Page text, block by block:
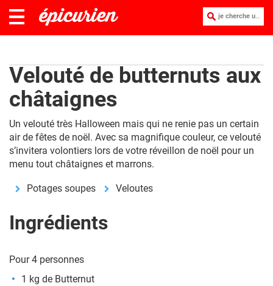
je cherche une recette :
Velouté de butternuts aux
châtaignes
Un velouté très Halloween mais qui ne renie pas un certain
air de fêtes de noël. Avec sa magnifique couleur, ce velouté
s’invitera volontiers lors de votre réveillon de noël pour un
menu tout châtaignes et marrons.
Potages soupes Veloutes
Ingrédients
Pour 4 personnes
1 kg de Butternut